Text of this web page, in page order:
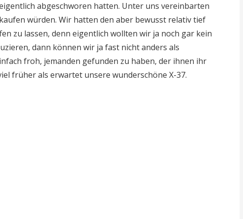
abgeschworen hatten. Unter uns vereinbarten
würden. Wir hatten den aber bewusst relativ tief
zu lassen, denn eigentlich wollten wir ja noch gar kein
dann können wir ja fast nicht anders als
froh, jemanden gefunden zu haben, der ihnen ihr
früher als erwartet unsere wunderschöne X-37.